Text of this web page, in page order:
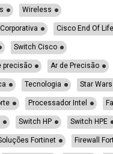
Wireless
Cisco End Of Life
Switch Cisco
precisão Ar de Precisão
Tecnologia Star Wars
Processador Intel
Switch HP Switch HPE
Fortinet Firewall